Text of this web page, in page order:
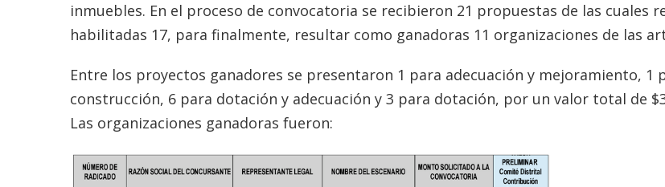
inmuebles. En el proceso de convocatoria se recibieron 21 propuestas de las cuales
habilitadas 17, para finalmente, resultar como ganadoras 11 organizaciones de las
Entre los proyectos ganadores se presentaron 1 para adecuación y mejoramiento, 1
construcción, 6 para dotación y adecuación y 3 para dotación, por un valor total de
Las organizaciones ganadoras fueron: